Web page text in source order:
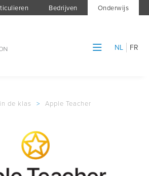
Bedrijven Onderwijs
NL FR
de klas > Apple Teacher